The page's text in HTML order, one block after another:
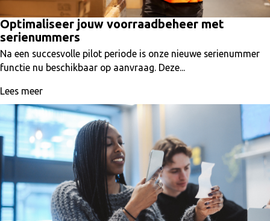
Optimaliseer jouw voorraadbeheer met
serienummers
Na een succesvolle pilot periode is onze nieuwe serienummer
functie nu beschikbaar op aanvraag. Deze...
Lees meer